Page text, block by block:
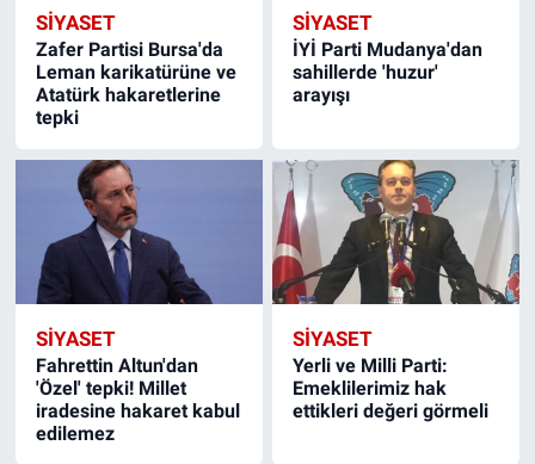
SIYASET
Zafer Partisi Bursa'da
Leman karikatürüne ve
Atatürk hakaretlerine
tepki
SIYASET
İYİ Parti Mudanya'dan
sahillerde 'huzur'
arayışı
SIYASET
Fahrettin Altun'dan
'Özel' tepki! Millet
iradesine hakaret kabul
edilemez
SIYASET
Yerli ve Milli Parti:
Emeklilerimiz hak
ettikleri değeri görmeli